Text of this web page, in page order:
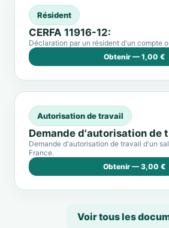
Résident
CERFA 11916-12:
Déclaration par un résident d'un compte
Obtenir — 1,00 €
Autorisation de travail
Demande d'autorisation de
Demande d'autorisation de travail d'un
France.
Obtenir — 3,00 €
Voir tous les